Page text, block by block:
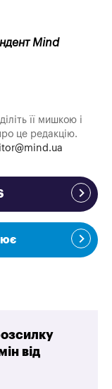
Mind
її мишкою і
це редакцію.
від